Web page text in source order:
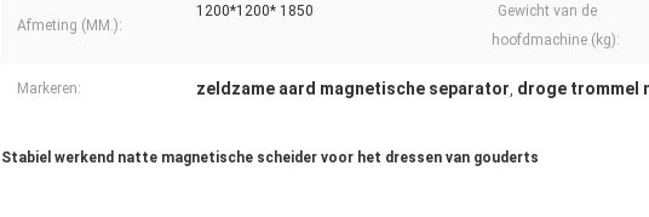
Afmeting (MM.):
1200*1200* 1850
Gewicht van de
hoofdmachine (kg):
Markeren: zeldzame aard magnetische separator droge trommel
Stabiel werkend natte magnetische scheider voor het dressen van gouderts